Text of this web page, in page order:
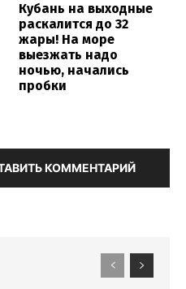
Кубань на выходные
раскалится до 32
жары! На море
выезжать надо
ночью, начались
пробки
КОММЕНТАРИЙ